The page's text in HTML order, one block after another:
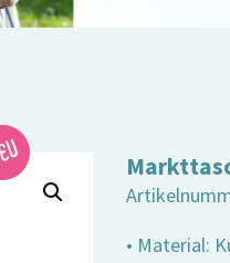
• Material: